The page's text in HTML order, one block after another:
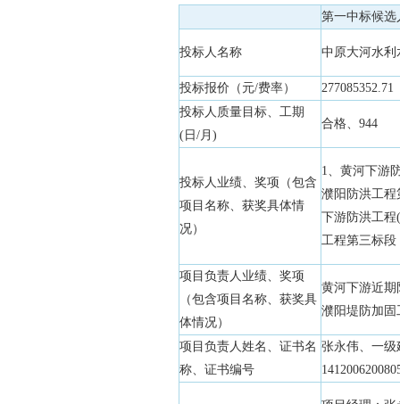
第一中标候选
投标人名称 中原大河水
投标报价（元/费率）
277085352.71
投标人质量目标、工期
(日/月)
合格、944
投标人业绩、奖项（包含
项目名称、获奖具体情
况）
1、黄河下游
濮阳防洪工程
下游防洪工
工程第三标段
项目负责人业绩、奖项
（包含项目名称、获奖具
体情况）
黄河下游近
濮阳堤防加
项目负责人姓名、证书名
称、证书编号
张永伟、一级